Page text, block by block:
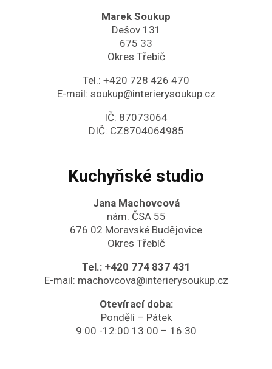
Marek Soukup
Dešov 131
675 33
Okres Třebíč
Tel.: +420 728 426 470
E-mail: soukup@interierysoukup.cz
IČ: 87073064
DIČ: CZ8704064985
Kuchyňské studio
Jana Machovcová
nám. ČSA 55
676 02 Moravské Budějovice
Okres Třebíč
Tel.: +420 774 837 431
E-mail: machovcova@interierysoukup.cz
Otevírací doba:
Pondělí – Pátek
9:00 -12:00 13:00 – 16:30